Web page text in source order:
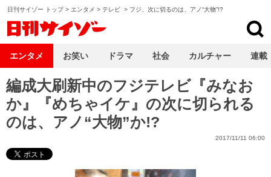
日刊サイゾー トップ> エンタメ > テレビ > フジ、次に切るのは、アノ“大物”!?
編成大刷新中のフジテレビ『みなお
か』『めちゃイケ』の次に切られる
のは、アノ“大物”か!?
2017/11/11 06:00
エンタメ お笑い ドラマ 社会 カルチャー 連載